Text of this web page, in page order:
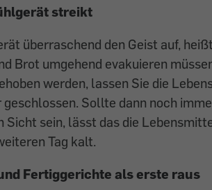
streikt
überraschend den Geist auf,
Brot umgehend evakuieren
werden, lassen Sie die
geschlossen. Sollte dann noch
Sicht sein, lässt das die
Tag kalt.
Fertiggerichte als erste raus